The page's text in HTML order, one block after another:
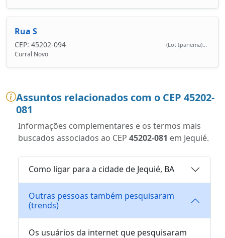
Rua S
CEP: 45202-094 (Lot Ipanema)...
Curral Novo
Assuntos relacionados com o CEP 45202-
081
Informações complementares e os termos mais
buscados associados ao CEP 45202-081 em Jequié.
Como ligar para a cidade de Jequié, BA
Outras pessoas também pesquisaram
(trends)
Os usuários da internet que pesquisaram